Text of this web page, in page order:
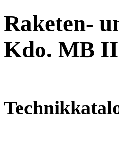
Raketen-
Kdo. MB